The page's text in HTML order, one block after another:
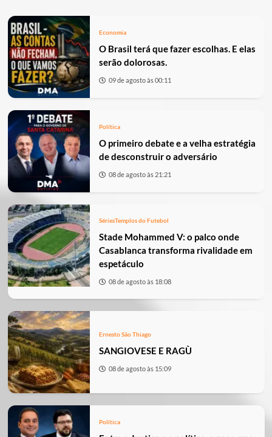
Economia
O Brasil terá que fazer escolhas. E elas
serão dolorosas.
09 de agosto às 00:11
Política
O primeiro debate e a velha estratégia
de desconstruir o adversário
08 de agosto às 21:21
SériesTemplos do Futebol
Stade Mohammed V: o palco onde
Casablanca transforma rivalidade em
espetáculo
08 de agosto às 18:08
Ernesto São Thiago
SANGIOVESE E RAGÙ
08 de agosto às 15:09
Política